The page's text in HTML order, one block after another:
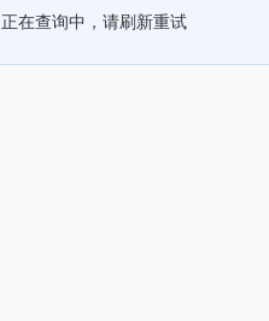
正在查询中，请刷新重试